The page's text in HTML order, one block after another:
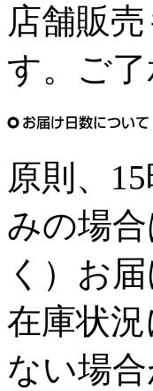
店舗販
す。ご了
原則、
みの場
く）お
在庫状
ない場合